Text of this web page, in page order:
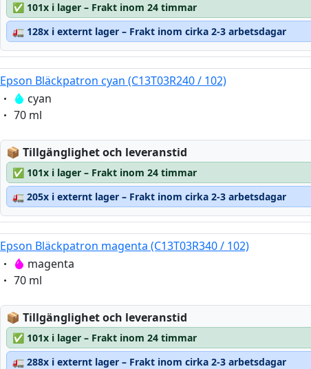
✅ 101x i lager – Frakt inom 24 timmar
🚛 128x i externt lager – Frakt inom cirka 2-3 arbetsdagar
Epson Bläckpatron cyan (C13T03R240 / 102)
Eigenschaft:
cyan
Eigenschaft:
70 ml
📦 Lagerstatus:
Tillgänglighet och leveranstid
✅ 101x i lager – Frakt inom 24 timmar
🚛 205x i externt lager – Frakt inom cirka 2-3 arbetsdagar
Epson Bläckpatron magenta (C13T03R340 / 102)
Eigenschaft:
magenta
Eigenschaft:
70 ml
📦 Lagerstatus:
Tillgänglighet och leveranstid
✅ 101x i lager – Frakt inom 24 timmar
🚛 288x i externt lager – Frakt inom cirka 2-3 arbetsdagar